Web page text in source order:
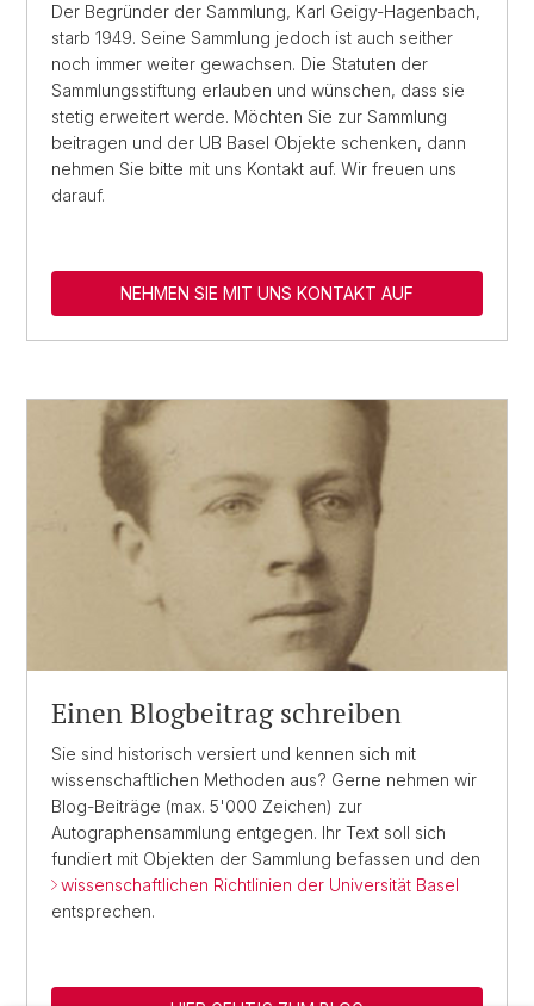
Der Begründer der Sammlung, Karl Geigy-Hagenbach,
starb 1949. Seine Sammlung jedoch ist auch seither
noch immer weiter gewachsen. Die Statuten der
Sammlungsstiftung erlauben und wünschen, dass sie
stetig erweitert werde. Möchten Sie zur Sammlung
beitragen und der UB Basel Objekte schenken, dann
nehmen Sie bitte mit uns Kontakt auf. Wir freuen uns
darauf.
NEHMEN SIE MIT UNS KONTAKT AUF
Einen Blogbeitrag schreiben
Sie sind historisch versiert und kennen sich mit
wissenschaftlichen Methoden aus? Gerne nehmen wir
Blog-Beiträge (max. 5'000 Zeichen) zur
Autographensammlung entgegen. Ihr Text soll sich
fundiert mit Objekten der Sammlung befassen und den
wissenschaftlichen Richtlinien der Universität Basel
entsprechen.